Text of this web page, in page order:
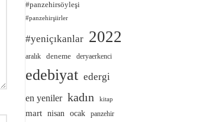
#panzehirsöyleşi
#panzehirşiirler
#yeniçıkanlar 2022
aralık deneme deryaerkenci
edebiyat edergi
en yeniler kadın kitap
mart nisan ocak panzehir